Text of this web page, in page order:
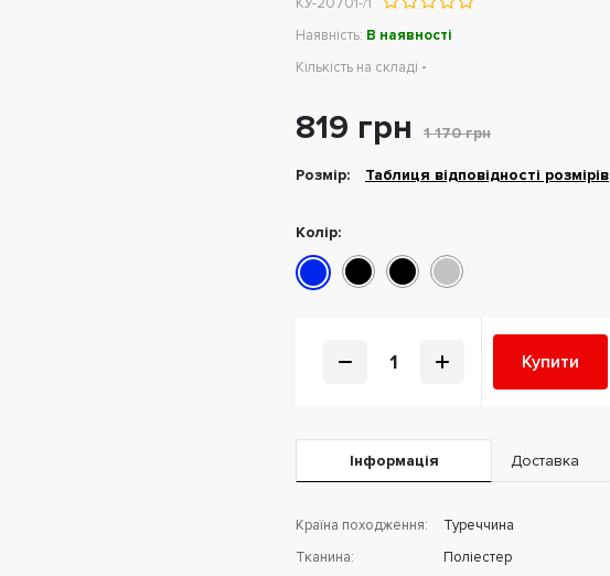
Наявність: В наявності
Кількість на складі -
819 грн 1 170 грн
Розмiр: Таблиця відповідності розмірів
Колір:
1 Купити
Iнформація Доставка
Країна походження:
Туреччина
Тканина:
Поліестер